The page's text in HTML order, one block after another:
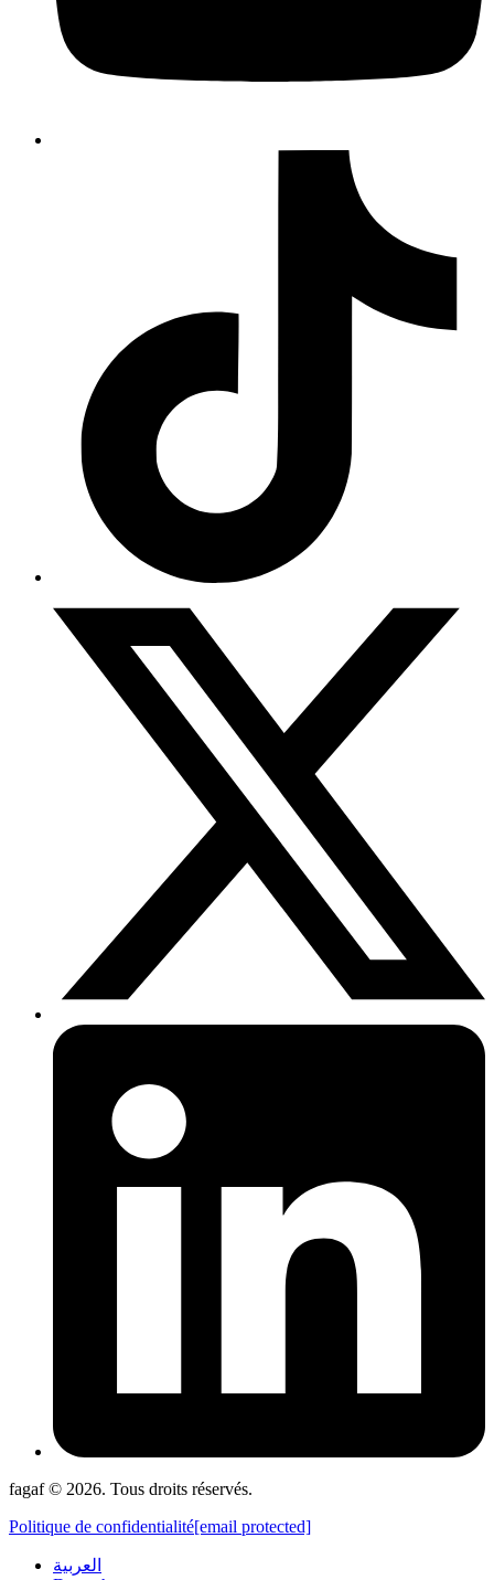
fagaf © 2026. Tous droits réservés.
Politique de confidentialité[email protected]
العربية